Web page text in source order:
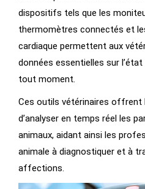
dispositifs tels que les
thermomètres connectés et
cardiaque permettent aux
données essentielles sur
tout moment.
Ces outils vétérinaires offrent
d’analyser en temps réel les
animaux, aidant ainsi les
animale à diagnostiquer et à
affections.